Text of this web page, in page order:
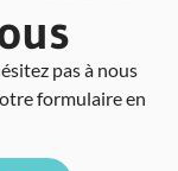
pas à nous
formulaire en